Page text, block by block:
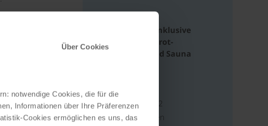
Über Cookies
notwendige Cookies, die für die
Informationen über Ihre Präferenzen
Cookies ermöglichen es uns, das
Lan,
Wellnessanlage inklusive
Außenpool, Infrarot-
Wärmekabine und Sauna
Obere Seestraße 52
88085 Langenargen